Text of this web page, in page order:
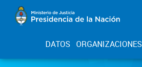
DATOS ORGANIZACIONES